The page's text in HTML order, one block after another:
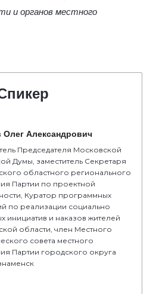
и органов местного
Олег Александрович
Председателя Московской
Думы, заместитель Секретаря
областного регионального
Партии по проектной
Куратор программных
по реализации социально
инициатив и наказов жителей
области, член Местного
совета местного
Партии городского округа